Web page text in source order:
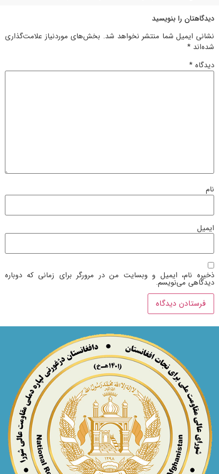
دیدگاهتان را بنویسید
نشانی ایمیل شما منتشر نخواهد شد. بخش‌های موردنیاز علامت‌گذاری
شده‌اند *
دیدگاه *
نام
ایمیل
ذخیره نام، ایمیل و وبسایت من در مرورگر برای زمانی که دوباره
دیدگاهی می‌نویسم.